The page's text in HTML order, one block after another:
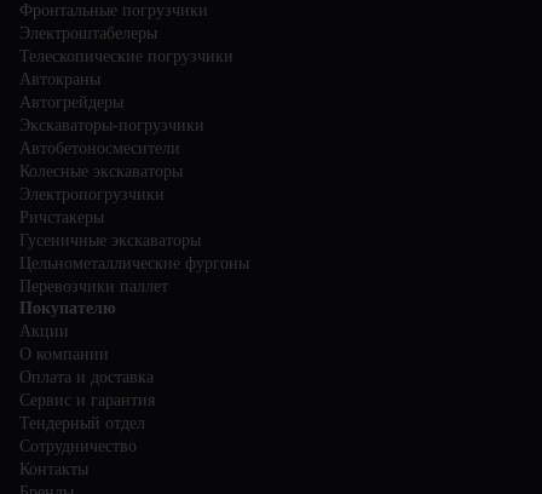
Фронтальные погрузчики
Электроштабелеры
Телескопические погрузчики
Автокраны
Автогрейдеры
Экскаваторы-погрузчики
Автобетоносмесители
Колесные экскаваторы
Электропогрузчики
Ричстакеры
Гусеничные экскаваторы
Цельнометаллические фургоны
Перевозчики паллет
Покупателю
Акции
О компании
Оплата и доставка
Сервис и гарантия
Тендерный отдел
Сотрудничество
Контакты